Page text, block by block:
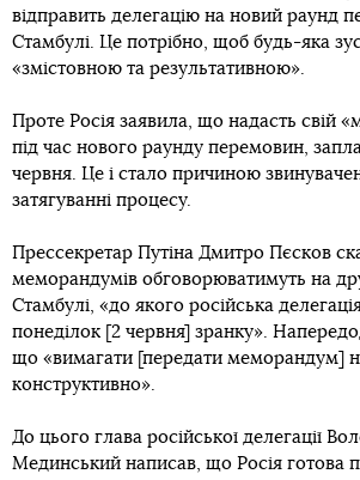
відправить делегацію на новий раунд
Стамбулі. Це потрібно, щоб будь-яка
«змістовною та результативною».
Проте Росія заявила, що надасть свій
під час нового раунду перемовин,
червня. Це і стало причиною
затягуванні процесу.
Прессекретар Путіна Дмитро Пєсков
меморандумів обговорюватимуть на
Стамбулі, «до якого російська
понеділок [2 червня] зранку».
що «вимагати [передати меморандум]
конструктивно».
До цього глава російської делегації
Мединський написав, що Росія готова